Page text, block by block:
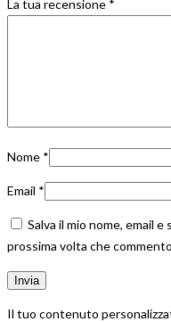
La tua recensione *
Nome *
Email *
Salva il mio nome, email
prossima volta che
Il tuo contenuto